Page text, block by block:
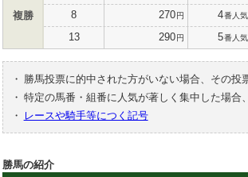
複勝 8 270円 4番人気
13 290円 5番人気
・ 勝馬投票に的中された方がいない場合、その投
・ 特定の馬番・組番に人気が著しく集中した場合、
・
レースや騎手等につく記号
勝馬の紹介